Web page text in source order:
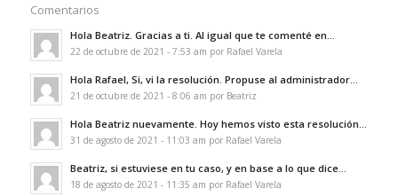
Comentarios
Hola Beatriz. Gracias a ti. Al igual que te comenté en...
22 de octubre de 2021 - 7:53 am por Rafael Varela
Hola Rafael, Si, vi la resolución. Propuse al administrador...
21 de octubre de 2021 - 8:06 am por Beatriz
Hola Beatriz nuevamente. Hoy hemos visto esta resolución...
31 de agosto de 2021 - 11:03 am por Rafael Varela
Beatriz, si estuviese en tu caso, y en base a lo que dice...
18 de agosto de 2021 - 11:35 am por Rafael Varela